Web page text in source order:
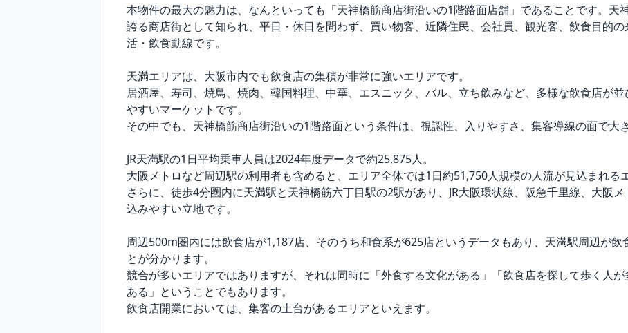
本物件の最大の魅力は、なんといっても「天神橋筋商店街沿いの1階路面店舗」であることです。天
誇る商店街として知られ、平日・休日を問わず、買い物客、近隣住民、会社員、観光客、飲食目的
活・飲食動線です。
天満エリアは、大阪市内でも飲食店の集積が非常に強いエリアです。
居酒屋、寿司、焼鳥、焼肉、韓国料理、中華、エスニック、バル、立ち飲みなど、多様な飲食店が
やすいマーケットです。
その中でも、天神橋筋商店街沿いの1階路面という条件は、視認性、入りやすさ、集客導線の面で大
JR天満駅の1日平均乗車人員は2024年度データで約25,875人。
大阪メトロなど周辺駅の利用者も含めると、エリア全体では1日約51,750人規模の人流が見込まれる
さらに、徒歩4分圏内に天満駅と天神橋筋六丁目駅の2駅があり、JR大阪環状線、阪急千里線、大阪
込みやすい立地です。
周辺500m圏内には飲食店が1,187店、そのうち和食系が625店というデータもあり、天満駅周辺が飲
とが分かります。
競合が多いエリアではありますが、それは同時に「外食する文化がある」「飲食店を探して歩く人
ある」ということでもあります。
飲食店開業においては、集客の土台があるエリアといえます。